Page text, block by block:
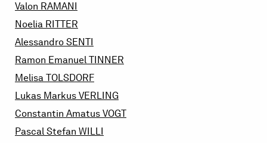
Valon RAMANI
Noelia RITTER
Alessandro SENTI
Ramon Emanuel TINNER
Melisa TOLSDORF
Lukas Markus VERLING
Constantin Amatus VOGT
Pascal Stefan WILLI